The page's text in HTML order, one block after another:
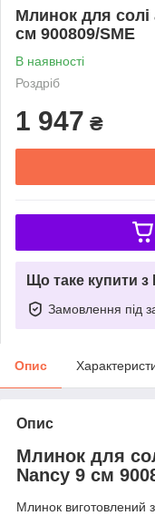
Млинок для
см 900809/SME
В наявності
Роздріб
1 947 ₴
Що таке купити
Замовлення під
Опис
Опис
Млинок для
Nancy 9 см
Млинок виготовлений